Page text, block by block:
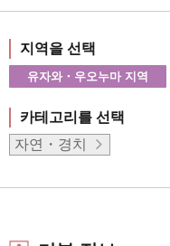
지역을 선택
유자와・우오누마 지역
카테고리를 선택
자연・경치